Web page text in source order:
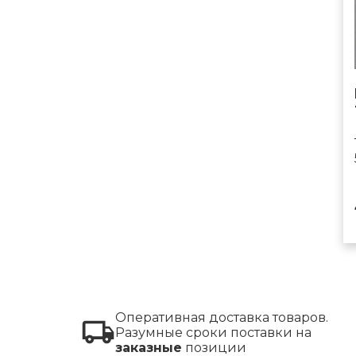
Оперативная доставка товаров.
Разумные сроки поставки на
заказные позиции